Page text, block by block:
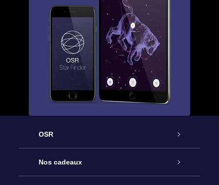
OSR
Service
Nos cadeaux